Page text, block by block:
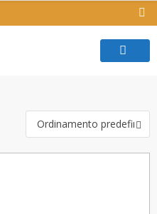
Ordinamento predefinito